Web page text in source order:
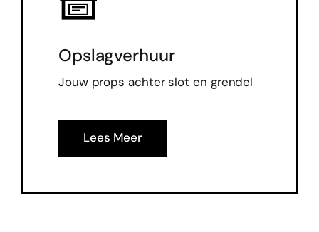
Opslagverhuur
Jouw props achter slot en grendel
Lees Meer